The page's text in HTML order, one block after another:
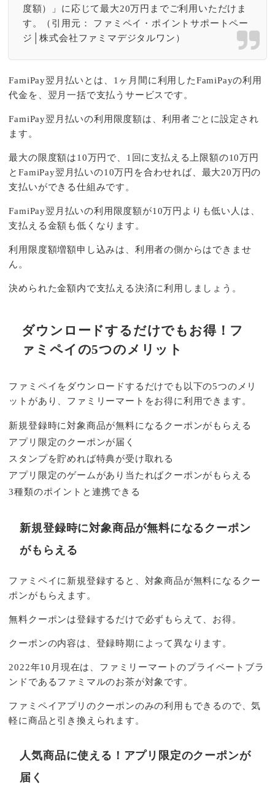
度額）」に応じて最大20万円までご利用いただけま
す。
（引用元：
ファミペイ・ポイントサポートペー
ジ│株式会社ファミマデジタルワン ）
FamiPay翌月払いとは、1ヶ月間に利用したFamiPayの利用
代金を、翌月一括で支払うサービスです。
FamiPay翌月払いの利用限度額は、利用者ごとに設定され
ます。
最大の限度額は10万円で、1回に支払える上限額の10万円
とFamiPay翌月払いの10万円を合わせれば、最大20万円の
支払いができる仕組みです。
FamiPay翌月払いの利用限度額が10万円よりも低い人は、
支払える金額も低くなります。
利用限度額増額申し込みは、利用者の側からはできませ
ん。
決められた金額内で支払える決済に利用しましょう。
ダウンロードするだけでもお得！フ
ァミペイの5つのメリット
ファミペイをダウンロードするだけでも以下の5つのメリ
ットがあり、ファミリーマートをお得に利用できます。
新規登録時に対象商品が無料になるクーポンがもらえる
アプリ限定のクーポンが届く
スタンプを貯めれば特典が受け取れる
アプリ限定のゲームがあり当たればクーポンがもらえる
3種類のポイントと連携できる
新規登録時に対象商品が無料になるクーポン
がもらえる
ファミペイに新規登録すると、対象商品が無料になるクー
ポンがもらえます。
無料クーポンは登録するだけで必ずもらえて、お得。
クーポンの内容は、登録時期によって異なります。
2022年10月現在は、ファミリーマートのプライベートブラ
ンドであるファミマルのお茶が対象です。
ファミペイアプリのクーポンのみの利用もできるので、気
軽に商品と引き換えられます。
人気商品に使える！アプリ限定のクーポンが
届く